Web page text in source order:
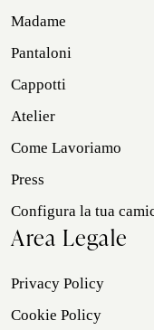
Madame
Pantaloni
Cappotti
Atelier
Come Lavoriamo
Press
Configura la tua
Area Legale
Privacy Policy
Cookie Policy